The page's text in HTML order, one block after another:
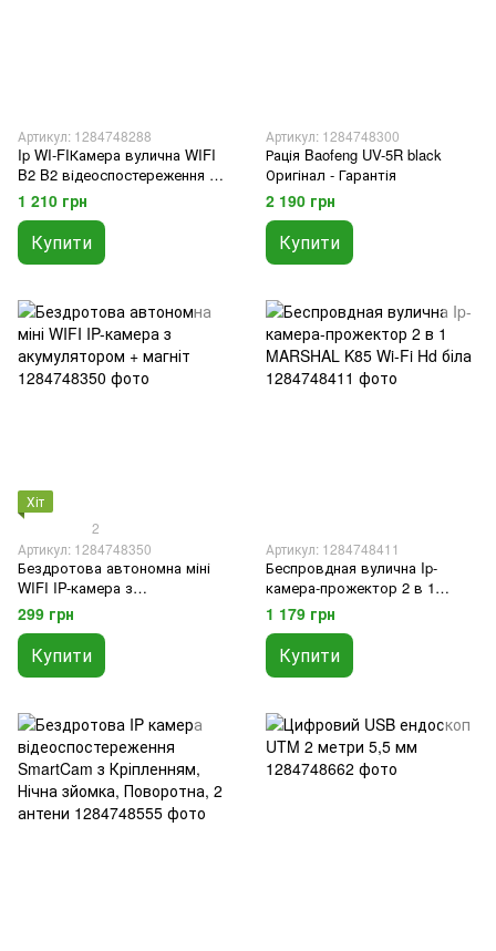
Артикул: 1284748288
Ip WI-FIКамера вулична WIFI
B2 B2 відеоспостереження з
віддаленим доступом
1 210 грн
Купити
Артикул: 1284748300
Рація Baofeng UV-5R black
Оригінал - Гарантія
2 190 грн
Купити
Хіт
2
Артикул: 1284748350
Бездротова автономна міні
WIFI IP-камера з
акумулятором + магніт
299 грн
Купити
Артикул: 1284748411
Беспровдная вулична Ip-
камера-прожектор 2 в 1
MARSHAL K85 Wi-Fi Hd біла
1 179 грн
Купити